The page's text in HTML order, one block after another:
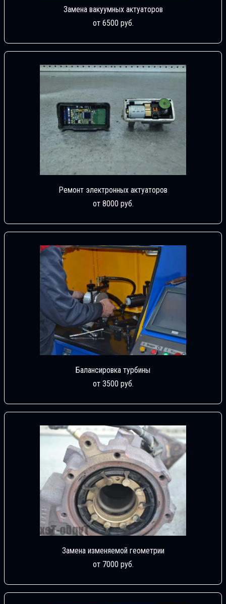
Замена вакуумных актуаторов
от 6500 руб.
Ремонт электронных актуаторов
от 8000 руб.
Балансировка турбины
от 3500 руб.
Замена изменяемой геометрии
от 7000 руб.